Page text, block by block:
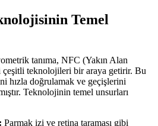
Temel
tanıma, NFC (Yakın Alan
çeşitli teknolojileri bir araya getirir. Bu
hızla doğrulamak ve geçişlerini
Teknolojinin temel unsurları
Parmak izi ve retina taraması gibi